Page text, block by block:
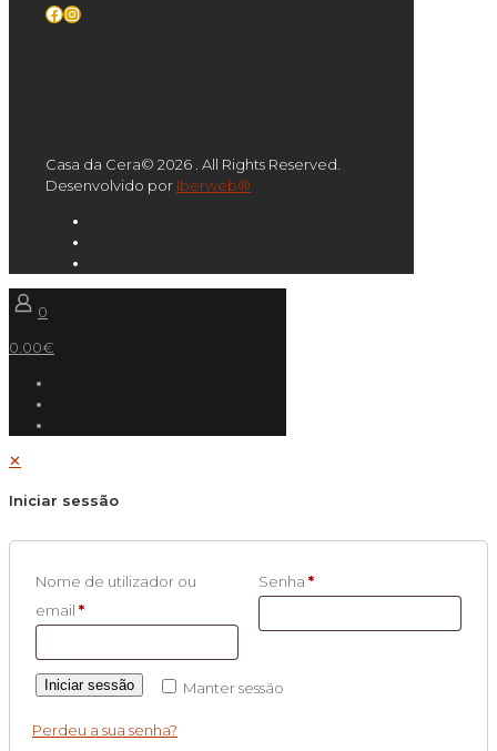
Facebook
Instagram
Casa da Cera© 2026 . All Rights Reserved.
Desenvolvido por Iberweb®
0
0.00€
✕
Iniciar sessão
Nome de utilizador ou
email *
Senha *
Manter sessão
Iniciar sessão
Perdeu a sua senha?